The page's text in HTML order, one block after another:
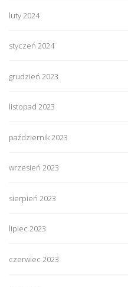
luty 2024
styczeń 2024
grudzień 2023
listopad 2023
październik 2023
wrzesień 2023
sierpień 2023
lipiec 2023
czerwiec 2023